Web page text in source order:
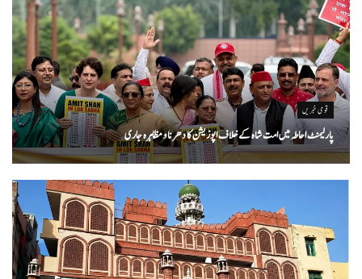
قومی خبریں
پارلیمنٹ احاطہ میں امت شاہ کے خلاف اپوزیشن کا دھرنا و مظاہرہ جاری